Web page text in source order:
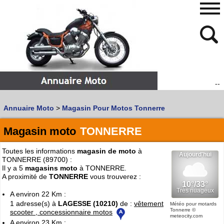
--
Vous recherchez un garage MOTO ouSCOOTER
Quoi :
Où :
Trouver un garage Moto !
Retrouvez dans votre VILLE
les bonnes adresses deL'ANNUAIRE MOTO & SCOOTER
480
768
Annuaire Moto > Magasin Pour Motos Tonnerre
Magasin moto TONNERRE
Toutes les informations magasin de moto à
TONNERRE (89700) :
Il y a 5 magasins moto à TONNERRE.
A proximité de TONNERRE vous trouverez :
A environ 22 Km :
1 adresse(s) à LAGESSE (10210) de : vêtement
scooter , concessionnaire motos
Météo pour motards
Tonnerre ©
meteocity.com